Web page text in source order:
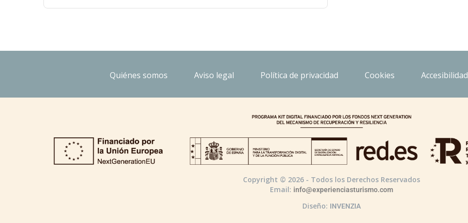
Quiénes somos Aviso legal Política de privacidad Cookies Accesibilidad
Copyright © 2026 - Todos los Derechos Reservados
Email: info@experienciasturismo.com
Diseño: INVENZIA